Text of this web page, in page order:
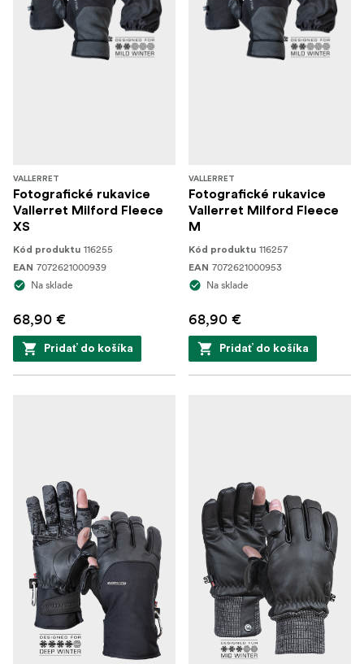
VALLERRET
Fotografické rukavice
Vallerret Milford Fleece
XS
Kód produktu 116255
EAN 7072621000939
Na sklade
68,90 €
Pridať do košíka
VALLERRET
Fotografické rukavice
Vallerret Milford Fleece
M
Kód produktu 116257
EAN 7072621000953
Na sklade
68,90 €
Pridať do košíka